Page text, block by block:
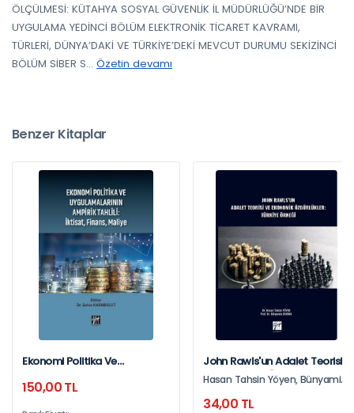
ÖLÇÜLMESİ: KÜTAHYA SOSYAL GÜVENLİK İL MÜDÜRLÜĞÜ’NDE BİR
UYGULAMA YEDİNCİ BÖLÜM ELEKTRONİK TİCARET KAVRAMI,
TÜRLERİ, DÜNYA’DAKİ VE TÜRKİYE’DEKİ MEVCUT DURUMU SEKİZİNCİ
BÖLÜM SİBER S... Özetin devamı
Benzer Kitaplar
Ekonomi Politika Ve
Tahlili İktisat,Finans
150,00 TL
John Rawls'un Adalet Teorisi
Ve Ekonomik Özgürlükler:
Hasan Tahsin Yöyen, Bünyamin
34,00 TL